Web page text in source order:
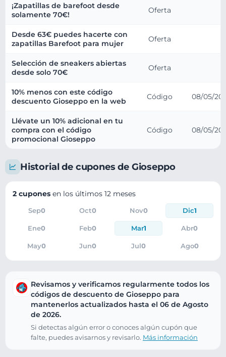
¡Zapatillas de barefoot desde
solamente 70€!
Oferta
Desde 63€ puedes hacerte con
zapatillas Barefoot para mujer
Oferta
Selección de sneakers abiertas
desde solo 70€
Oferta
10% menos con este código
descuento Gioseppo en la web
Código 08/05/
Llévate un 10% adicional en tu
compra con el código
promocional Gioseppo
Código 08/05/
Historial de cupones de Gioseppo
2 cupones en los últimos 12 meses
Sep0 Oct0 Nov0 Dic1
Ene0 Feb0 Mar1 Abr0
May0 Jun0 Jul0 Ago0
Revisamos y verificamos regularmente todos los
códigos de descuento de Gioseppo para
mantenerlos actualizados hasta el 06 de Agosto
de 2026.
Si detectas algún error o conoces algún cupón que
falte, puedes avisarnos y revisarlo. Más información